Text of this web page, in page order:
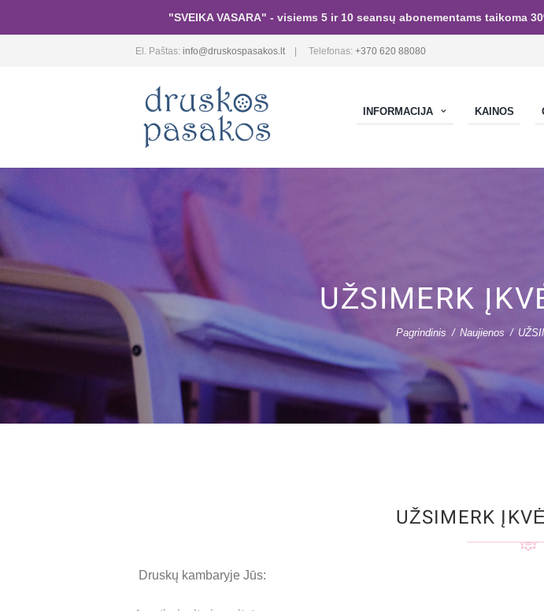
"SVEIKA VASARA" - visiems 5 ir 10 seansų abonementams taikoma
El. Paštas: info@druskospasakos.lt Telefonas: +370 620 88080
INFORMACIJA KAINOS
UŽSIMERK
Pagrindinis Naujienos
UŽSIMERK
Druskų kambaryje Jūs: